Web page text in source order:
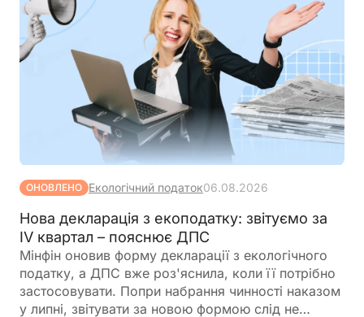
ОНОВЛЕНО Екологічний податок06.08.2026
Нова декларація з екоподатку: звітуємо за
IV квартал – пояснює ДПС
Мінфін оновив форму декларації з екологічного
податку, а ДПС вже роз'яснила, коли її потрібно
застосовувати. Попри набрання чинності наказом
у липні, звітувати за новою формою слід не